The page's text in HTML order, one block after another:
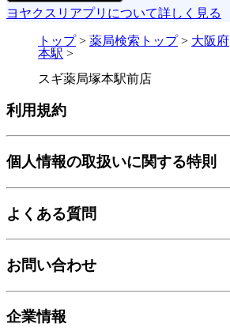
ヨヤクスリアプリについて詳しく見る
トップ> 薬局検索トップ> 大阪府
本駅 >
スギ薬局塚本駅前店
利用規約
個人情報の取扱いに関する特則
よくある質問
お問い合わせ
企業情報